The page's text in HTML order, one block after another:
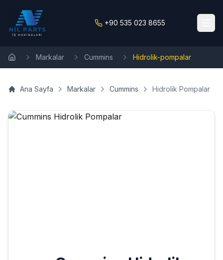
+90 535 023 8655
Markalar Cummins Hidrolik-pompalar
Ana Sayfa Markalar Cummins Hidrolik Pompalar